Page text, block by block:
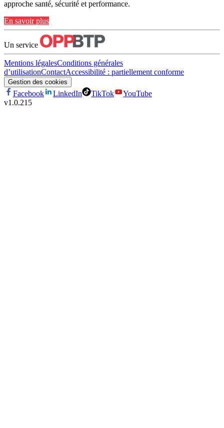
approche santé, sécurité et performance.
En savoir plus
Un service
Mentions légalesConditions générales
d’utilisationContactAccessibilité : partiellement conforme
Gestion des cookies
Facebook LinkedIn TikTok
YouTube
v1.0.215